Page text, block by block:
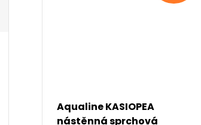
Aqualine KASIOPEA
nástěnná sprchová